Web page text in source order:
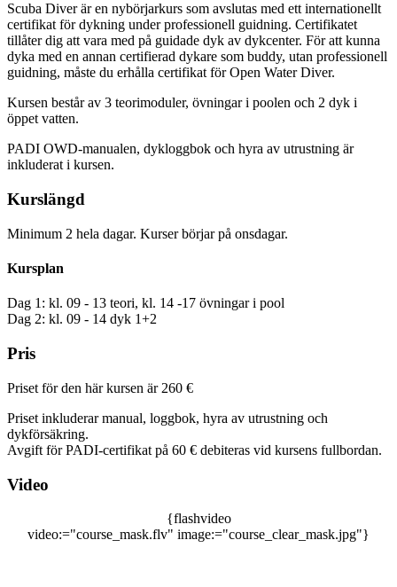
Scuba Diver är en nybörjarkurs som avslutas med ett internationellt
certifikat för dykning under professionell guidning. Certifikatet
tillåter dig att vara med på guidade dyk av dykcenter. För att kunna
dyka med en annan certifierad dykare som buddy, utan professionell
guidning, måste du erhålla certifikat för Open Water Diver.
Kursen består av 3 teorimoduler, övningar i poolen och 2 dyk i
öppet vatten.
PADI OWD-manualen, dykloggbok och hyra av utrustning är
inkluderat i kursen.
Kurslängd
Minimum 2 hela dagar. Kurser börjar på onsdagar.
Kursplan
Dag 1: kl. 09 - 13 teori, kl. 14 -17 övningar i pool
Dag 2: kl. 09 - 14 dyk 1+2
Pris
Priset för den här kursen är 260 €
Priset inkluderar manual, loggbok, hyra av utrustning och
dykförsäkring.
Avgift för PADI-certifikat på 60 € debiteras vid kursens fullbordan.
Video
{flashvideo
video:="course_mask.flv" image:="course_clear_mask.jpg"}